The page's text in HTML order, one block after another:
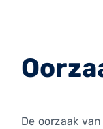
De oorzaak